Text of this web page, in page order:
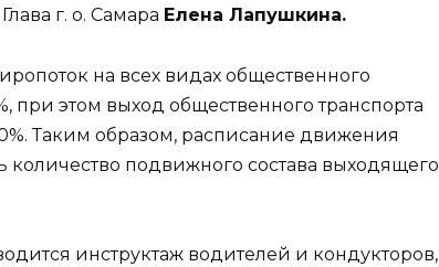
г. о. Самара Елена Лапушкина.
на всех видах общественного
при этом выход общественного транспорта
Таким образом, расписание движения
количество подвижного состава выходящего
инструктаж водителей и кондукторов,